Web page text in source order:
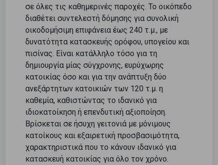
σε όλες τις καθημερινές παροχές. Το οικόπεδο
διαθέτει συντελεστή δόμησης για συνολική
οικοδομήσιμη επιφάνεια έως 240 τ.μ., με
δυνατότητα κατασκευής ορόφου, υπογείου και
πισίνας. Είναι κατάλληλο τόσο για τη
δημιουργία μίας σύγχρονης, ευρύχωρης
κατοικίας όσο και για την ανάπτυξη δύο
ανεξάρτητων κατοικιών των 120 τ.μ. η
καθεμία, καθιστώντας το ιδανικό για
ιδιοκατοίκηση ή επενδυτική αξιοποίηση.
Βρίσκεται σε ήσυχη γειτονιά με μόνιμους
κατοίκους και εξαιρετική προσβασιμότητα,
χαρακτηριστικά που το κάνουν ιδανικό για
κατασκευή κατοικίας για όλο τον χρόνο.